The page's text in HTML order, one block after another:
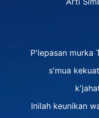
P'lepasan murka
s'mua
Inilah keunikan